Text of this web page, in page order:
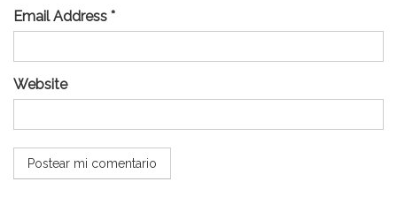
Email Address *
Website